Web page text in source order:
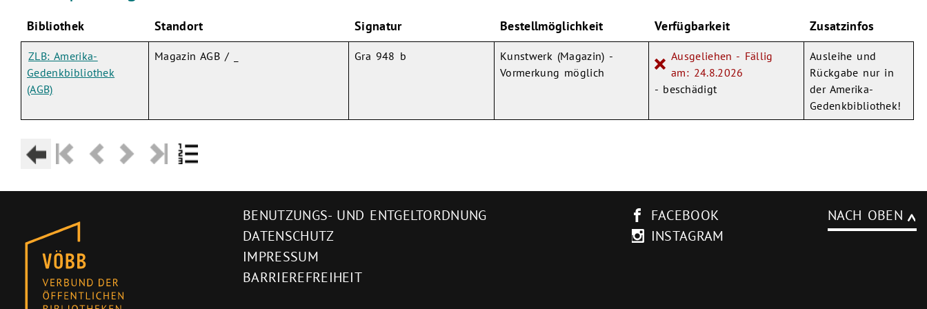
Bibliothek Standort Signatur Bestellmöglichkeit Verfügbarkeit Zusatzinfos
ZLB: Amerika-
Gedenkbibliothek
(AGB)
Magazin AGB / _ Gra 948 b
Kunstwerk (Magazin) -
Vormerkung möglich
Ausgeliehen - Fällig
am: 24.8.2026
- beschädigt
Ausleihe und
Rückgabe nur in
der Amerika-
Gedenkbibliothek!
BENUTZUNGS- UND ENTGELTORDNUNG
DATENSCHUTZ
IMPRESSUM
BARRIEREFREIHEIT
FACEBOOK
INSTAGRAM
NACH OBEN